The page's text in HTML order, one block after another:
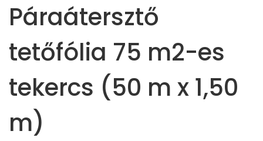
Páraátersztő
tetőfólia 75 m2-es
tekercs (50 m x 1,50
m)